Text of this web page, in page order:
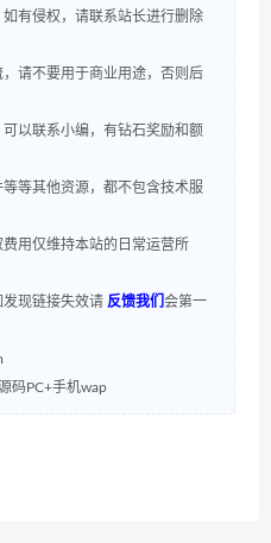
有侵权，请联系站长进行删除
请不要用于商业用途，否则后
以联系小编，有钻石奖励和额
等其他资源，都不包含技术服
用仅维持本站的日常运营所
现链接失效请 反馈我们 会第一
码PC+手机wap